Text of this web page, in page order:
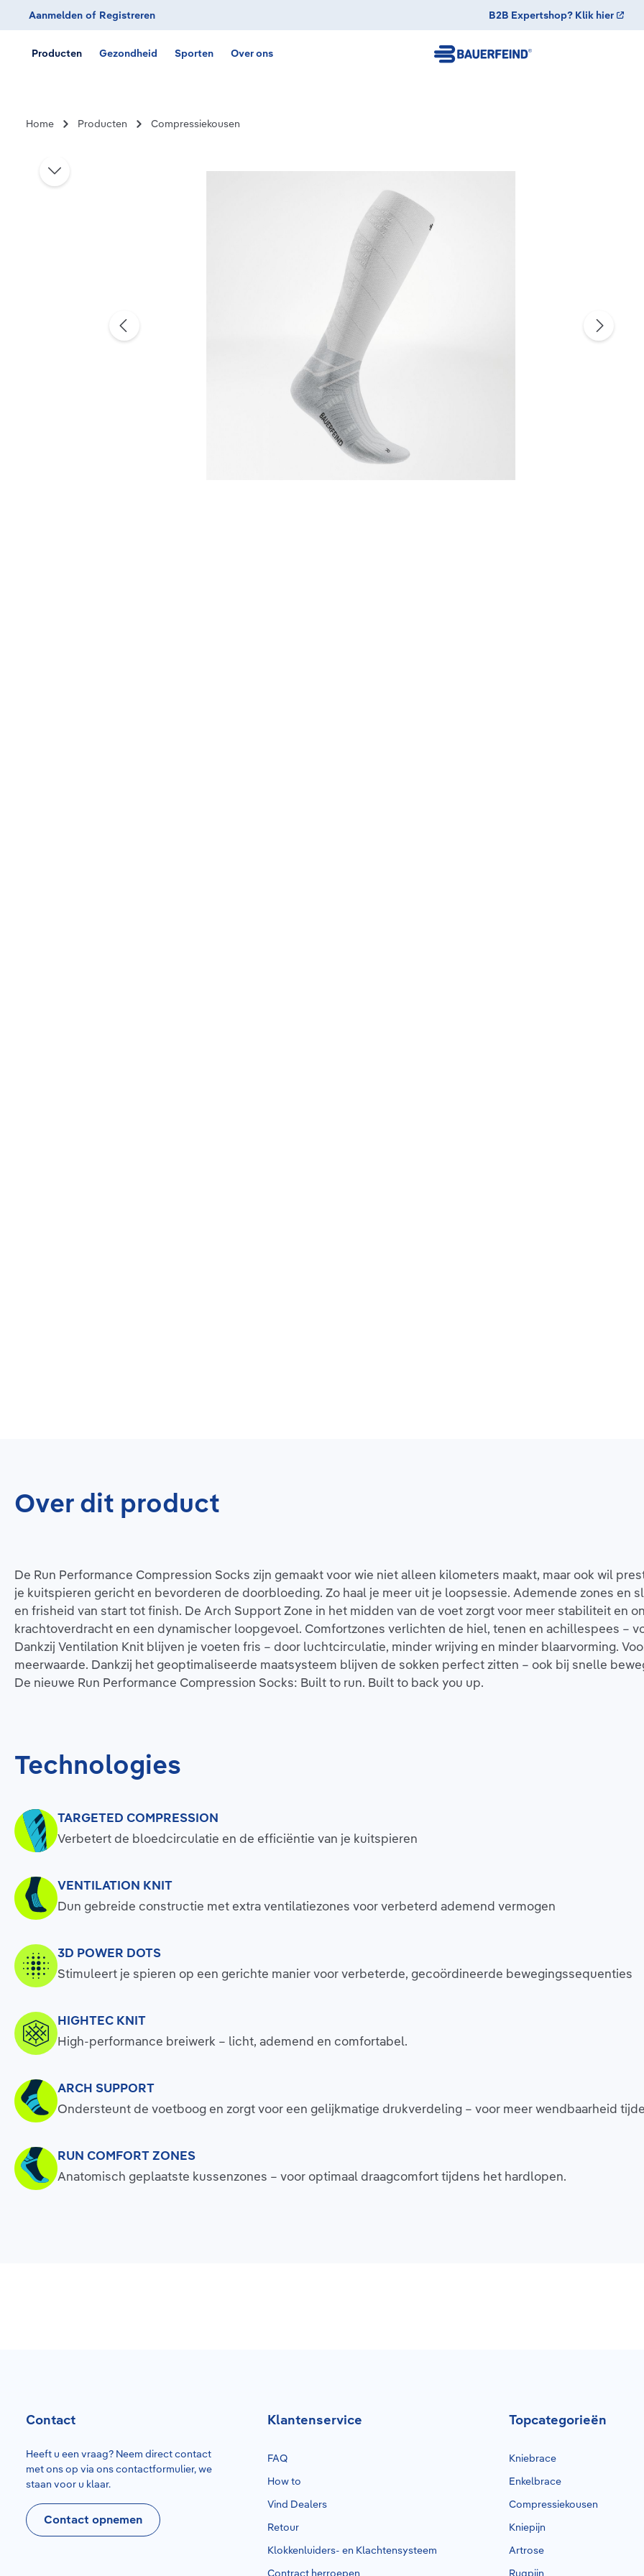
Ga naar de hoofdnavigatie
Aanmelden of Registreren B2B Expertshop? Klik hier
Producten Gezondheid Sporten Over ons
Home Producten Compressiekousen
Afbeeldingengalerij overslaan
Over dit product
De Run Performance Compression Socks zijn gemaakt voor wie niet alleen kilometers maakt, maar ook wil
je kuitspieren gericht en bevorderen de doorbloeding. Zo haal je meer uit je loopsessie. Ademende zones en
en frisheid van start tot finish. De Arch Support Zone in het midden van de voet zorgt voor meer stabiliteit en
krachtoverdracht en een dynamischer loopgevoel. Comfortzones verlichten de hiel, tenen en achillespees –
Dankzij Ventilation Knit blijven je voeten fris – door luchtcirculatie, minder wrijving en minder blaarvorming.
meerwaarde. Dankzij het geoptimaliseerde maatsysteem blijven de sokken perfect zitten – ook bij snelle
De nieuwe Run Performance Compression Socks: Built to run. Built to back you up.
Technologies
TARGETED COMPRESSION
Verbetert de bloedcirculatie en de efficiëntie van je kuitspieren
VENTILATION KNIT
Dun gebreide constructie met extra ventilatiezones voor verbeterd ademend vermogen
3D POWER DOTS
Stimuleert je spieren op een gerichte manier voor verbeterde, gecoördineerde bewegingssequenties
HIGHTEC KNIT
High-performance breiwerk – licht, ademend en comfortabel.
ARCH SUPPORT
Ondersteunt de voetboog en zorgt voor een gelijkmatige drukverdeling – voor meer wendbaarheid
RUN COMFORT ZONES
Anatomisch geplaatste kussenzones – voor optimaal draagcomfort tijdens het hardlopen.
Contact
Heeft u een vraag? Neem direct contact
met ons op via ons contactformulier, we
staan voor u klaar.
Contact opnemen
Klantenservice
FAQ
How to
Vind Dealers
Retour
Klokkenluiders- en Klachtensysteem
Contract herroepen
Topcategorieën
Kniebrace
Enkelbrace
Compressiekousen
Kniepijn
Artrose
Rugpijn